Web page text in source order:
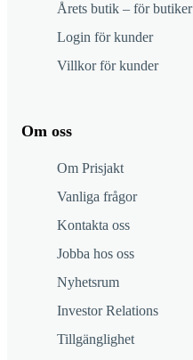
Årets butik – för butiker
Login för kunder
Villkor för kunder
Om oss
Om Prisjakt
Vanliga frågor
Kontakta oss
Jobba hos oss
Nyhetsrum
Investor Relations
Tillgänglighet